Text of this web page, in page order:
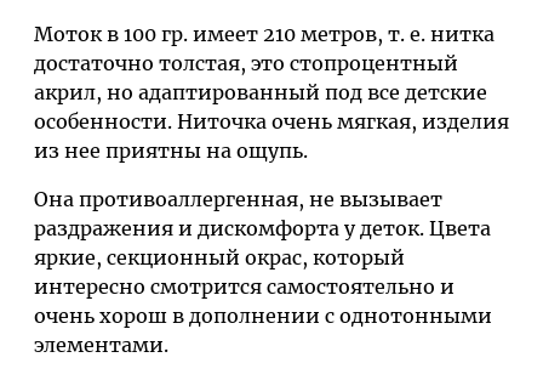
Моток в 100 гр. имеет 210 метров, т. е. нитка
достаточно толстая, это стопроцентный
акрил, но адаптированный под все детские
особенности. Ниточка очень мягкая, изделия
из нее приятны на ощупь.
Она противоаллергенная, не вызывает
раздражения и дискомфорта у деток. Цвета
яркие, секционный окрас, который
интересно смотрится самостоятельно и
очень хорош в дополнении с однотонными
элементами.